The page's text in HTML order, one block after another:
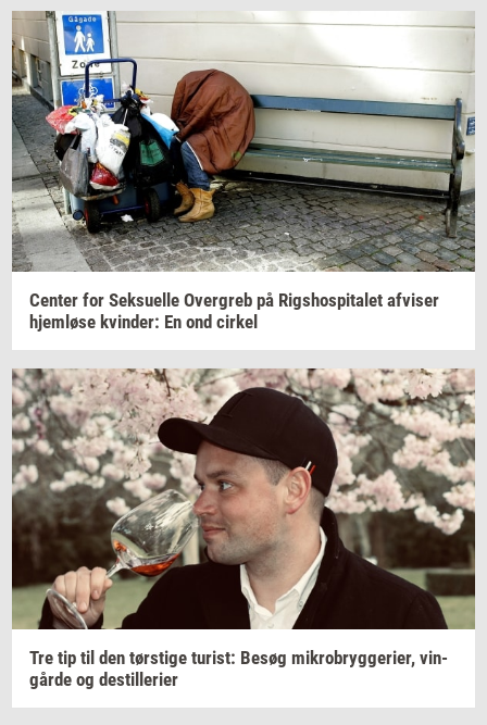
Cen­ter for Seksu­el­le Over­greb på Rigs­ho­spi­ta­let af­vi­ser
hjem­lø­se kvin­der: En ond cir­kel
Tre tip til den tørsti­ge turist: Besøg mi­kro­bryg­ge­ri­er, vin­
går­de og destil­le­ri­er